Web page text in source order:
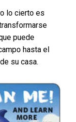
lo cierto es
puede
hasta el
su casa.